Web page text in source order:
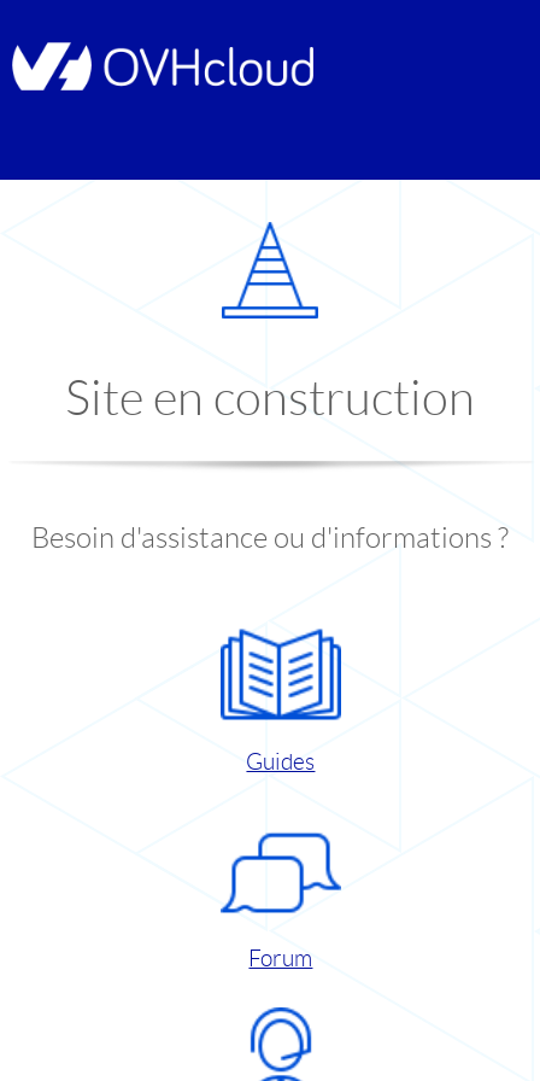
Site en construction
Besoin d'assistance ou d'informations ?
Guides
Forum